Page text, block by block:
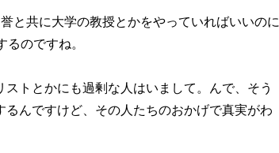
共に大学の教授とかをやっていればいいのに
のですね。
トとかにも過剰な人はいまして。んで、そう
んですけど、その人たちのおかげで真実がわ